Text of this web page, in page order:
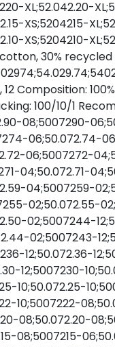
XL;52.042.20-
XS;5204215-
XS;5204210-
30%
12 Composition:
100/10/1
08;5007290-
06;50.072.74-
06;5007272-
04;50.072.71-
04;5007259-
02;50.072.55-
02;5007244-
02;5007243-
12;50.072.36-
12;5007230-
10;50.072.25-
10;5007222-
08;50.072.20-
08;5007215-